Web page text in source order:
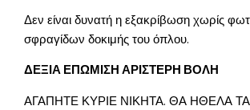
Δεν είναι δυνατή η εξακρίβωση χωρίς
σφραγίδων δοκιμής του όπλου.
ΔΕΞΙΑ ΕΠΩΜΙΣΗ ΑΡΙΣΤΕΡΗ ΒΟΛΗ
ΑΓΑΠΗΤΕ ΚΥΡΙΕ ΝΙΚΗΤΑ. ΘΑ ΗΘΕΛΑ